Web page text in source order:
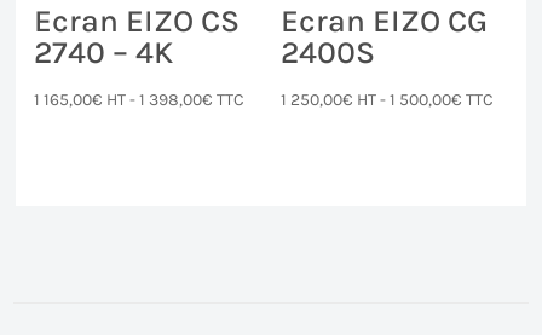
Ecran EIZO CS
2740 – 4K
1 165,00€ HT -1 398,00€ TTC
Ecran EIZO CG
2400S
1 250,00€ HT -1 500,00€ TTC